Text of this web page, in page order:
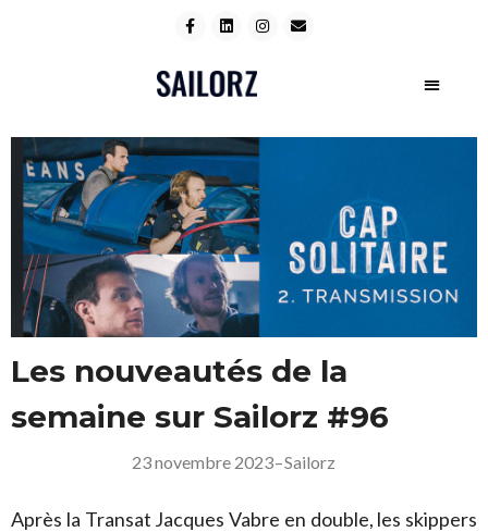
Les nouveautés de la
semaine sur Sailorz #96
23 novembre 2023–Sailorz
Après la Transat Jacques Vabre en double, les skippers